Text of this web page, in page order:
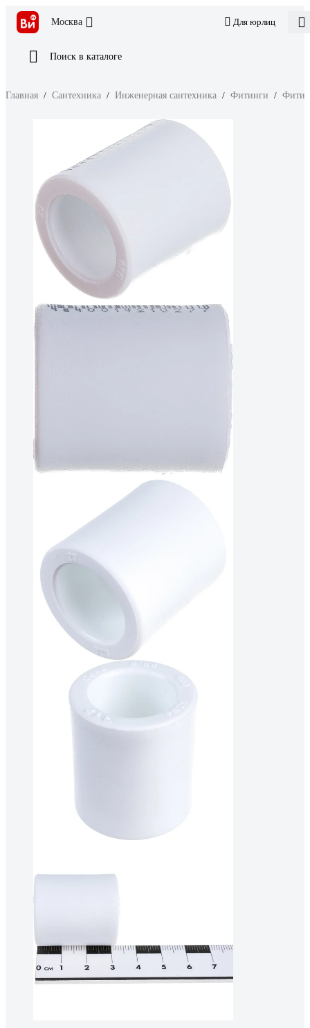
Москва Для юрлиц
Поиск в каталоге
Главная / Сантехника / Инженерная сантехника / Фитинги /